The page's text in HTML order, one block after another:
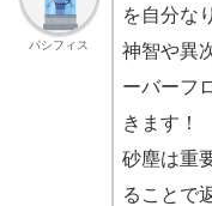
パシフィス
を自分な
神智や異
ーバーフ
きます！
砂塵は重
ることで